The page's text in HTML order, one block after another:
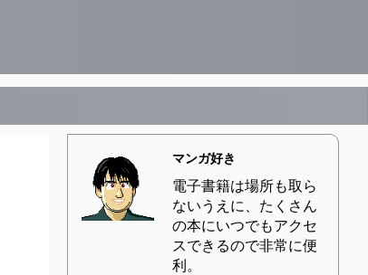
マンガ好き
電子書籍は場所も取ら
ないうえに、たくさん
の本にいつでもアクセ
スできるので非常に便
利。